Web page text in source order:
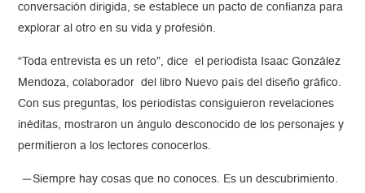
conversación dirigida, se establece un pacto de confianza para
explorar al otro en su vida y profesión.
“Toda entrevista es un reto”, dice el periodista Isaac González
Mendoza, colaborador del libro Nuevo país del diseño gráfico.
Con sus preguntas, los periodistas consiguieron revelaciones
inéditas, mostraron un ángulo desconocido de los personajes y
permitieron a los lectores conocerlos.
—Siempre hay cosas que no conoces. Es un descubrimiento.